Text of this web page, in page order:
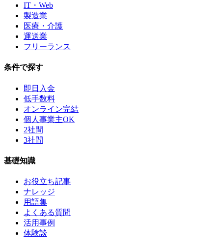
IT・Web
製造業
医療・介護
運送業
フリーランス
条件で探す
即日入金
低手数料
オンライン完結
個人事業主OK
2社間
3社間
基礎知識
お役立ち記事
ナレッジ
用語集
よくある質問
活用事例
体験談